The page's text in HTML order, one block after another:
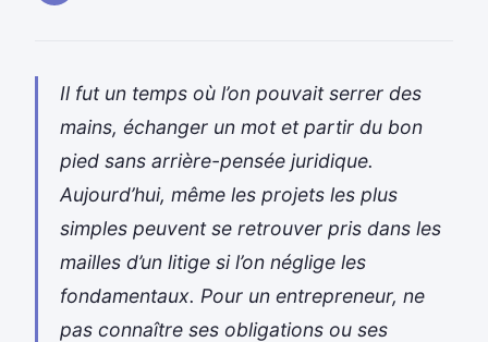
Il fut un temps où l’on pouvait serrer des
mains, échanger un mot et partir du bon
pied sans arrière-pensée juridique.
Aujourd’hui, même les projets les plus
simples peuvent se retrouver pris dans les
mailles d’un litige si l’on néglige les
fondamentaux. Pour un entrepreneur, ne
pas connaître ses obligations ou ses